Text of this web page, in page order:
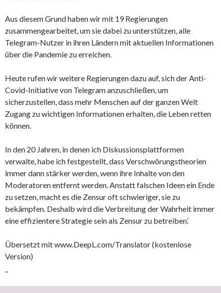
Aus diesem Grund haben wir mit 19 Regierungen
zusammengearbeitet, um sie dabei zu unterstützen, alle
Telegram-Nutzer in ihren Ländern mit aktuellen Informationen
über die Pandemie zu erreichen.
Heute rufen wir weitere Regierungen dazu auf, sich der Anti-
Covid-Initiative von Telegram anzuschließen, um
sicherzustellen, dass mehr Menschen auf der ganzen Welt
Zugang zu wichtigen Informationen erhalten, die Leben retten
können.
In den 20 Jahren, in denen ich Diskussionsplattformen
verwalte, habe ich festgestellt, dass Verschwörungstheorien
immer dann stärker werden, wenn ihre Inhalte von den
Moderatoren entfernt werden. Anstatt falschen Ideen ein Ende
zu setzen, macht es die Zensur oft schwieriger, sie zu
bekämpfen. Deshalb wird die Verbreitung der Wahrheit immer
eine effizientere Strategie sein als Zensur zu betreiben.‘
Übersetzt mit www.DeepL.com/Translator (kostenlose
Version)